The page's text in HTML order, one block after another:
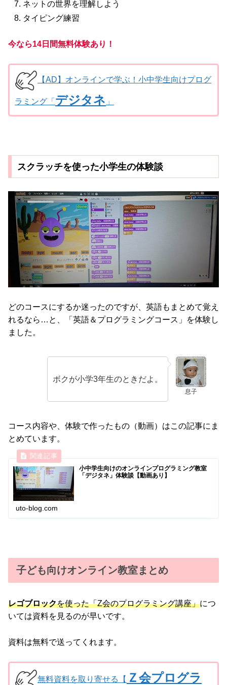
ネットの世界を理解しよう
タイピング練習
今なら14日間無料体験あり！
【AD】オンラインで学ぶ！小中学生向けプログ
ラミング「 デジタネ 」
スクラッチを使った小学生の体験談
どのコースにするか迷ったのですが、英語もまとめて覚え
れるなら…と、「英語＆プログラミングコース」を体験し
ました。
息子
ボクが小学3年生のときだよ。
コース内容や、体験で作ったもの（動画）はこの記事にま
とめています。
小中学生向けのオンラインプログラミング教室
「デジタネ」体験談【動画あり】
uto-blog.com
子ども向けオンライン教室まとめ
レゴブロックを使った「Z会のプログラミング講座」につ
いては資料を見るのが早いです。
資料は無料で送ってくれます。
無料資料を取り寄せる【 Ｚ会プログラ